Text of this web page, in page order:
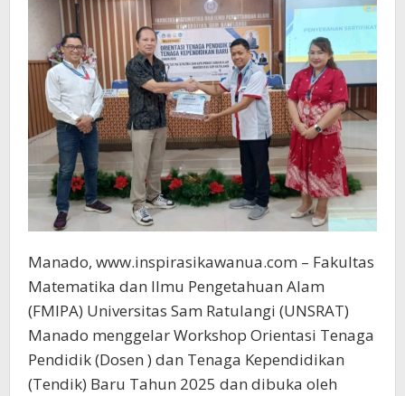
Manado, www.inspirasikawanua.com – Fakultas
Matematika dan Ilmu Pengetahuan Alam
(FMIPA) Universitas Sam Ratulangi (UNSRAT)
Manado menggelar Workshop Orientasi Tenaga
Pendidik (Dosen ) dan Tenaga Kependidikan
(Tendik) Baru Tahun 2025 dan dibuka oleh